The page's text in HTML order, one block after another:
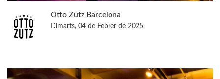
Otto Zutz Barcelona
Dimarts, 04 de Febrer de 2025